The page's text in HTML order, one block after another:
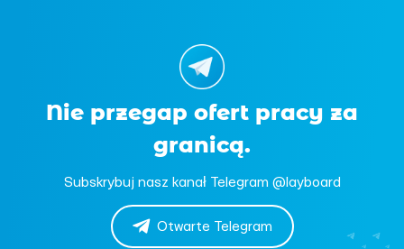
Nie przegap ofert pracy za
granicą.
Subskrybuj nasz kanał Telegram @layboard
Otwarte Telegram